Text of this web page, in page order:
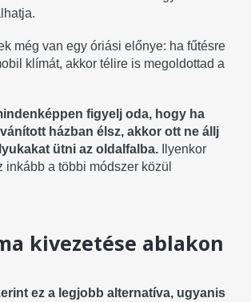
még van egy óriási előnye: ha fűtésre
klímát, akkor télire is megoldottad a
figyelj oda, hogy ha
házban élsz, akkor ott ne állj
ütni az oldalfalba. Ilyenkor
inkább a többi módszer közül
kivezetése ablakon
ez a legjobb alternatíva, ugyanis